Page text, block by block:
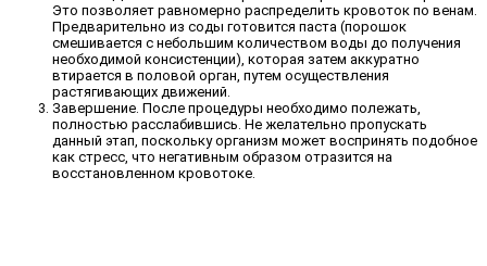
Это позволяет равномерно распределить кровоток по венам.
Предварительно из соды готовится паста (порошок
смешивается с небольшим количеством воды до получения
необходимой консистенции), которая затем аккуратно
втирается в половой орган, путем осуществления
растягивающих движений.
Завершение. После процедуры необходимо полежать,
полностью расслабившись. Не желательно пропускать
данный этап, поскольку организм может воспринять подобное
как стресс, что негативным образом отразится на
восстановленном кровотоке.